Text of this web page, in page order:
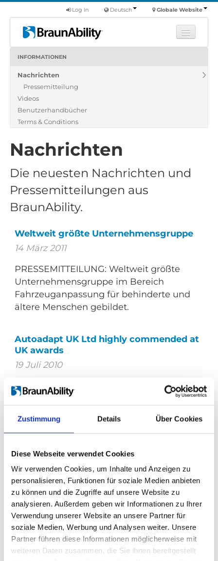
Zustimmung Details Über Cookies
Diese Webseite verwendet Cookies
Wir verwenden Cookies, um Inhalte und Anzeigen zu
personalisieren, Funktionen für soziale Medien anbieten
zu können und die Zugriffe auf unsere Website zu
analysieren. Außerdem geben wir Informationen zu Ihrer
Verwendung unserer Website an unsere Partner für
soziale Medien, Werbung und Analysen weiter. Unsere
Partner führen diese Informationen möglicherweise mit
weiteren Daten zusammen, die Sie ihnen bereitgestellt
Globale Website
Deutsch
Log in
Produkte
Nutzfahrzeuge
Über uns
INFORMATIONEN
Nachrichten
Pressemitteilung
Videos
Benutzerhandbücher
Terms & Conditions
Nachrichten
Die neuesten Nachrichten und
Pressemitteilungen aus
BraunAbility.
Weltweit größte Unternehmensgruppe
14 März 2011
PRESSEMITTEILUNG: Weltweit größte
Unternehmensgruppe im Bereich
Fahrzeuganpassung für behinderte und
ältere Menschen gebildet.
Autoadapt UK Ltd highly commended at
UK awards
19 Juli 2010
Autoadapt UK Ltd has been commended
at the fifth annual Supplier Awards,
company which operates the Motability
car, powered wheelchair and scooter
scheme in the UK.
Autoadapt accredited by SWEDAC
25 Mai 2009
Autoadapt has had its testing and safety
laboratory accredited by the public
authority SWEDAC, the Swedish Board for
Accreditation and Conformity Testing,